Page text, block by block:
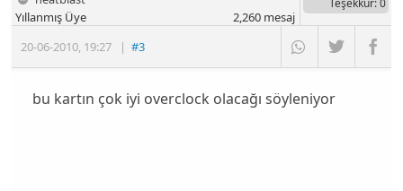
20-06-2010 19:27 |#3
Yıllanmış Üye 2,260mesaj
bu kartın çok iyi overclock olacağı söyleniyor